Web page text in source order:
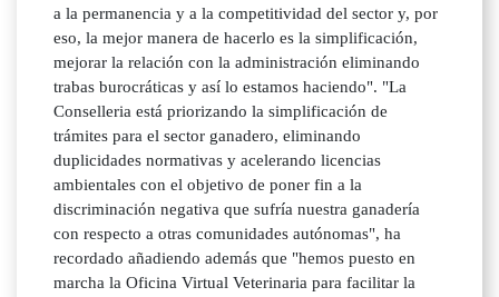
a la permanencia y a la competitividad del sector y, por
eso, la mejor manera de hacerlo es la simplificación,
mejorar la relación con la administración eliminando
trabas burocráticas y así lo estamos haciendo". "La
Conselleria está priorizando la simplificación de
trámites para el sector ganadero, eliminando
duplicidades normativas y acelerando licencias
ambientales con el objetivo de poner fin a la
discriminación negativa que sufría nuestra ganadería
con respecto a otras comunidades autónomas", ha
recordado añadiendo además que "hemos puesto en
marcha la Oficina Virtual Veterinaria para facilitar la